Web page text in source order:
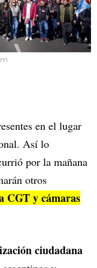
en el lugar
Así lo
por la mañana
otros
CGT y cámaras
ciudadana